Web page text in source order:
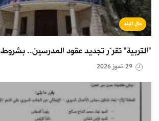
حال البلد
"التربية" تقرّر تجديد عقود المدرسين.. بشروط